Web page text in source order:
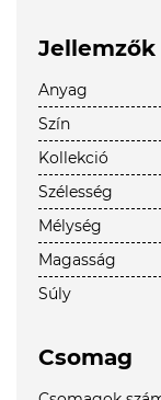
Jellemzők
Anyag
Szín
Kollekció
Szélesség
Mélység
Magasság
Súly
Csomag